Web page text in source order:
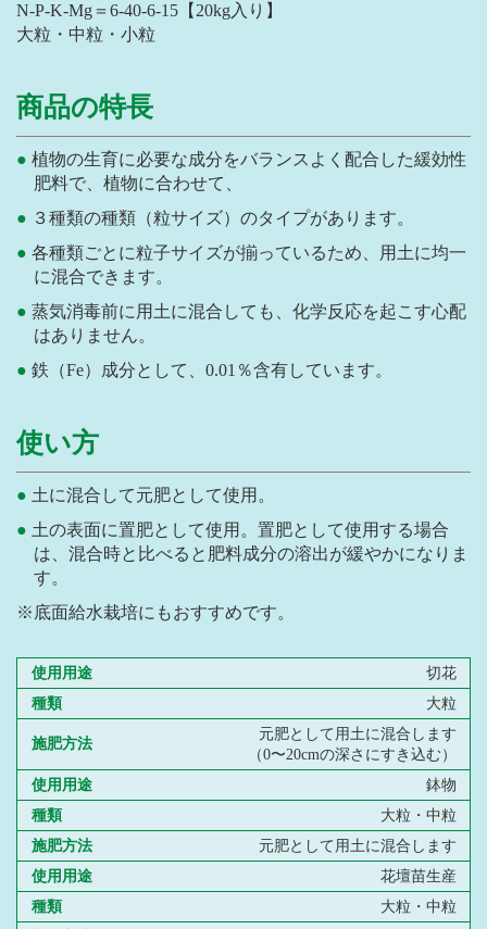
N-P-K-Mg＝6-40-6-15【20kg入り】
大粒・中粒・小粒
商品の特長
植物の生育に必要な成分をバランスよく配合した緩効性
肥料で、植物に合わせて、
３種類の種類（粒サイズ）のタイプがあります。
各種類ごとに粒子サイズが揃っているため、用土に均一
に混合できます。
蒸気消毒前に用土に混合しても、化学反応を起こす心配
はありません。
鉄（Fe）成分として、0.01％含有しています。
使い方
土に混合して元肥として使用。
土の表面に置肥として使用。置肥として使用する場合
は、混合時と比べると肥料成分の溶出が緩やかになりま
す。
※底面給水栽培にもおすすめです。
使用用途
切花
種類
大粒
施肥方法
元肥として用土に混合します
（0〜20cmの深さにすき込む）
使用用途
鉢物
種類
大粒・中粒
施肥方法
元肥として用土に混合します
使用用途
花壇苗生産
種類
大粒・中粒